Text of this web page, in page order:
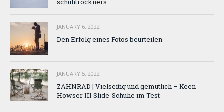
schuhtrockners
JANUARY 6, 2022
Den Erfolg eines Fotos beurteilen
JANUARY 5, 2022
ZAHNRAD ​​| Vielseitig und gemütlich – Keen
Howser III Slide-Schuhe im Test